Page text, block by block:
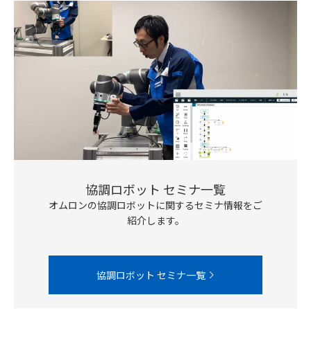
協調ロボット セミナ一覧
オムロンの協調ロボットに関するセミナ情報をご
紹介します。
協調ロボット セミナ一覧